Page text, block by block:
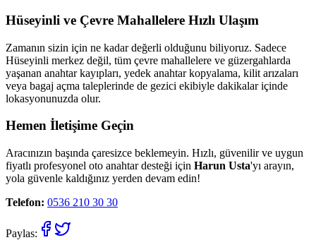
Hüseyinli ve Çevre Mahallelere Hızlı Ulaşım
Zamanın sizin için ne kadar değerli olduğunu biliyoruz. Sadece
Hüseyinli merkez değil, tüm çevre mahallelere ve güzergahlarda
yaşanan anahtar kayıpları, yedek anahtar kopyalama, kilit arızaları
veya bagaj açma taleplerinde de gezici ekibiyle dakikalar içinde
lokasyonunuzda olur.
Hemen İletişime Geçin
Aracınızın başında çaresizce beklemeyin. Hızlı, güvenilir ve uygun
fiyatlı profesyonel oto anahtar desteği için Harun Usta'yı arayın,
yola güvenle kaldığınız yerden devam edin!
Telefon: 0536 210 30 30
Paylas: